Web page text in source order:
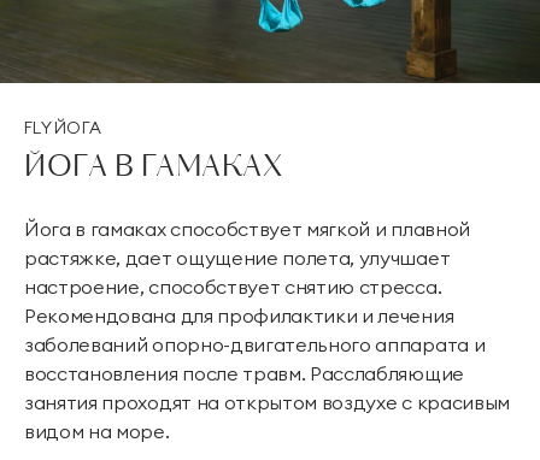
FLY ЙОГА
ЙОГА В ГАМАКАХ
Йога в гамаках способствует мягкой и плавной
растяжке, дает ощущение полета, улучшает
настроение, способствует снятию стресса.
Рекомендована для профилактики и лечения
заболеваний опорно-двигательного аппарата и
восстановления после травм. Расслабляющие
занятия проходят на открытом воздухе с красивым
видом на море.